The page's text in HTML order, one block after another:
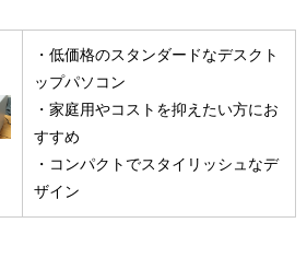
・低価格のスタンダードなデスクト
ップパソコン
・家庭用やコストを抑えたい方にお
すすめ
・コンパクトでスタイリッシュなデ
ザイン